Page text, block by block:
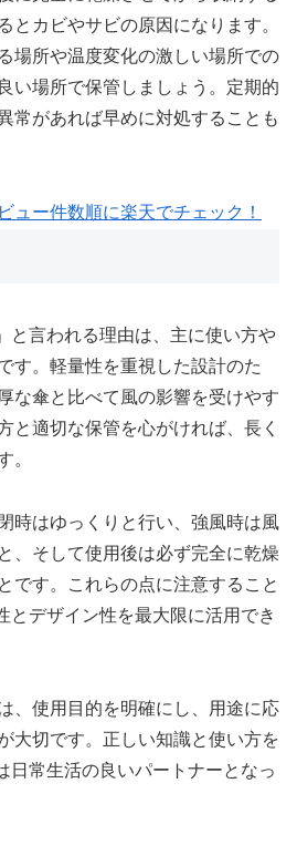
とカビやサビの原因になります。
場所や温度変化の激しい場所での
い場所で保管しましょう。定期的
常があれば早めに対処することも
ュー件数順に楽天でチェック！
と言われる理由は、主に使い方や
す。軽量性を重視した設計のた
な傘と比べて風の影響を受けやす
と適切な保管を心がければ、長く
。
時はゆっくりと行い、強風時は風
、そして使用後は必ず完全に乾燥
です。これらの点に注意すること
とデザイン性を最大限に活用でき
、使用目的を明確にし、用途に応
大切です。正しい知識と使い方を
日常生活の良いパートナーとなっ